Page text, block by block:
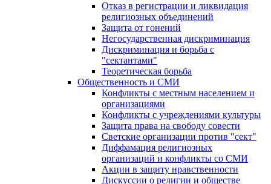
Отказ в регистрации и ликвидация
религиозных объединений
Защита от гонений
Негосударственная дискриминация
Дискриминация и борьба с
"сектантами"
Теоретическая борьба
Общественность и СМИ
Конфликты с местным населением и
организациями
Конфликты с учреждениями культуры
Защита права на свободу совести
Светские организации против "сект"
Диффамация религиозных
организаций и конфликты со СМИ
Акции в защиту нравственности
Дискуссии о религии и обществе